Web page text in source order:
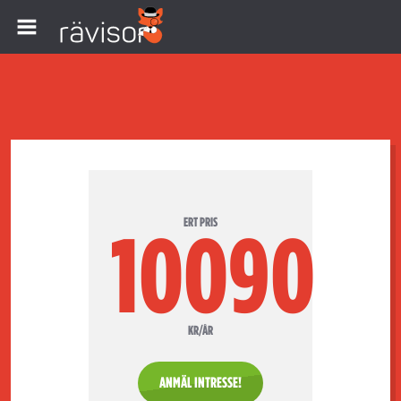
ERT PRIS
10090
KR/ÅR
ANMÄL INTRESSE!